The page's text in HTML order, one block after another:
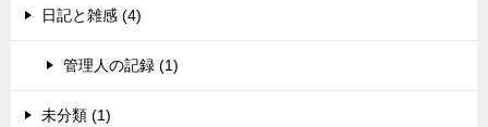
日記と雑感 (4)
管理人の記録 (1)
未分類 (1)